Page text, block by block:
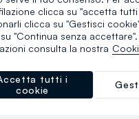
clicca su "accetta
clicca su "Gestisci
"Continua senza
consulta la nostra
tutti i
cookie